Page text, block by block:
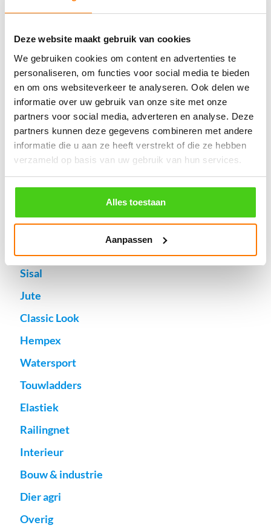
Deze website maakt gebruik van cookies
We gebruiken cookies om content en advertenties te
personaliseren, om functies voor social media te bieden
en om ons websiteverkeer te analyseren. Ook delen we
informatie over uw gebruik van onze site met onze
partners voor social media, adverteren en analyse. Deze
partners kunnen deze gegevens combineren met andere
informatie die u aan ze heeft verstrekt of die ze hebben
verzameld op basis van uw gebruik van hun services.
Alles toestaan
Aanpassen
© 2009 - 2026 | Touwspecialist.nl
Tel. +31(0) 629353302 -info@touwspecialist.nl
home
touw
Gekleurd koord
Polypropyleen
Manilla
Hennep
Sisal
Jute
Classic Look
Hempex
Watersport
Touwladders
Elastiek
Railingnet
Interieur
Bouw & industrie
Dier agri
Overig